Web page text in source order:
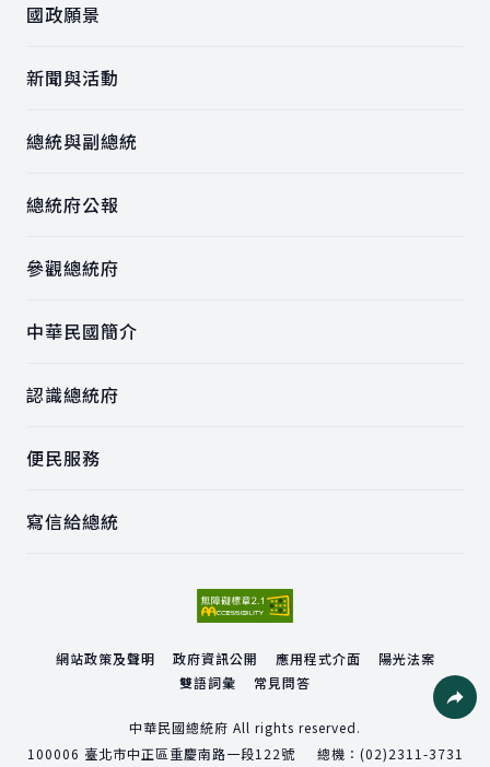
國政願景
新聞與活動
總統與副總統
總統府公報
參觀總統府
中華民國簡介
認識總統府
便民服務
寫信給總統
網站政策及聲明 政府資訊公開 應用程式介面
陽光法案
雙語詞彙
常見問答
中華民國總統府 All rights reserved.
100006 臺北市中正區重慶南路一段122號 總機： (02)2311-3731